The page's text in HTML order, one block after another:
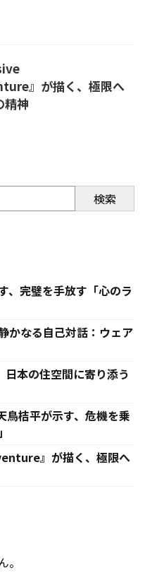
』が描く、極限へ
精神
検索
、完璧を手放す「心のラ
かなる自己対話：ウェア
本の住空間に寄り添う
鳥桔平が示す、危機を乗
』が描く、極限へ